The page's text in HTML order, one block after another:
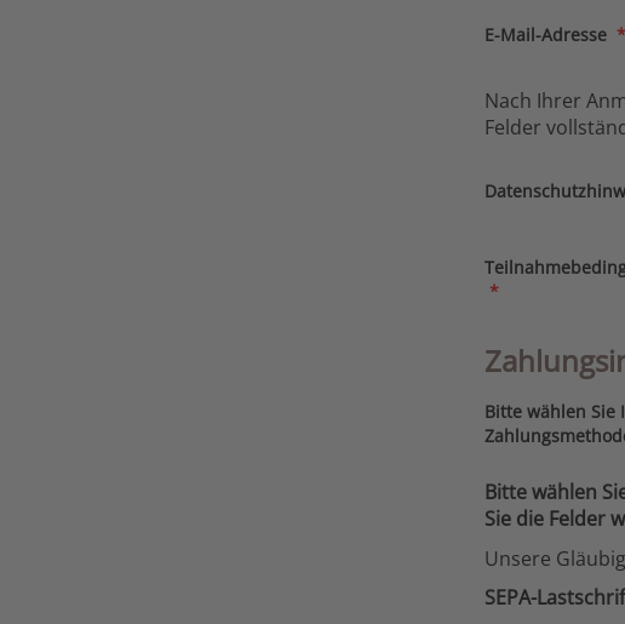
E-Mail-Adresse *
Nach Ihrer
Felder
*
Bitte wählen Sie
Bitte wählen
Sie die Felder
Unsere
SEPA-